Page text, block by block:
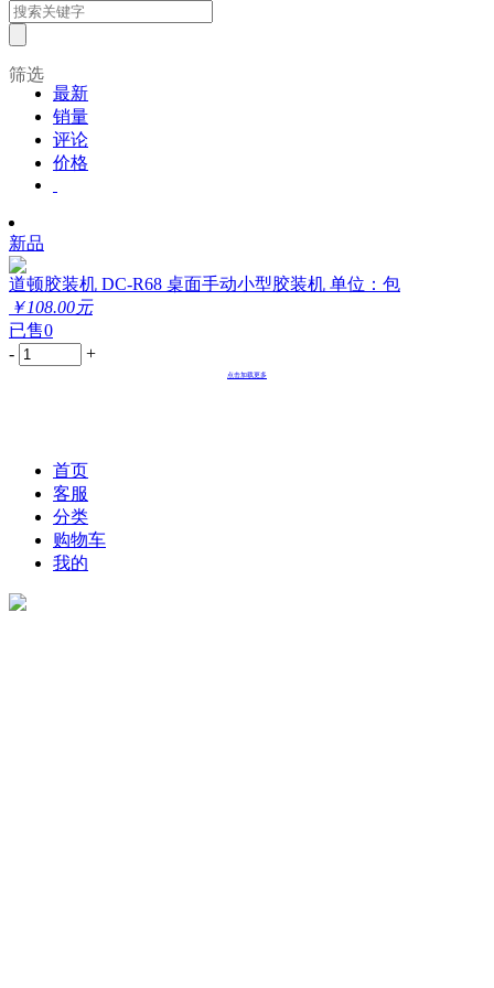
筛选
最新
销量
评论
价格
新品
道顿胶装机 DC-R68 桌面手动小型胶装机 单位：包
￥108.00元
已售0
-
+
点击加载更多
首页
客服
分类
购物车
我的